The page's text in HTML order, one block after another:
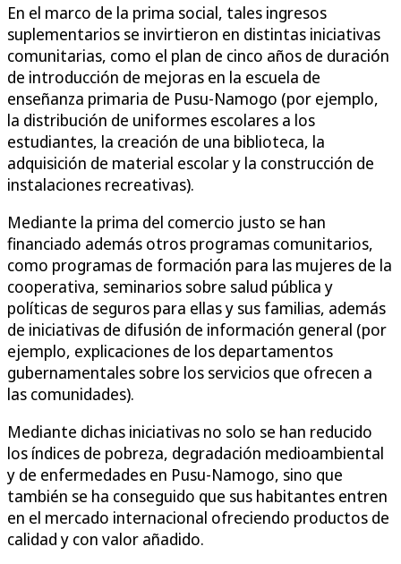
En el marco de la prima social, tales ingresos
suplementarios se invirtieron en distintas iniciativas
comunitarias, como el plan de cinco años de duración
de introducción de mejoras en la escuela de
enseñanza primaria de Pusu-Namogo (por ejemplo,
la distribución de uniformes escolares a los
estudiantes, la creación de una biblioteca, la
adquisición de material escolar y la construcción de
instalaciones recreativas).
Mediante la prima del comercio justo se han
financiado además otros programas comunitarios,
como programas de formación para las mujeres de la
cooperativa, seminarios sobre salud pública y
políticas de seguros para ellas y sus familias, además
de iniciativas de difusión de información general (por
ejemplo, explicaciones de los departamentos
gubernamentales sobre los servicios que ofrecen a
las comunidades).
Mediante dichas iniciativas no solo se han reducido
los índices de pobreza, degradación medioambiental
y de enfermedades en Pusu-Namogo, sino que
también se ha conseguido que sus habitantes entren
en el mercado internacional ofreciendo productos de
calidad y con valor añadido.